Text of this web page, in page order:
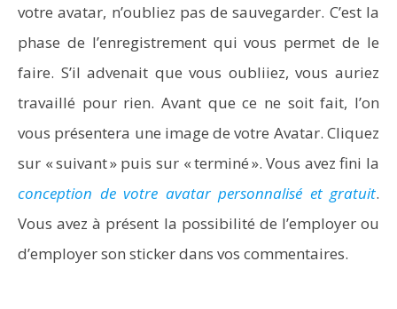
votre avatar, n’oubliez pas de sauvegarder. C’est la
phase de l’enregistrement qui vous permet de le
faire. S’il advenait que vous oubliiez, vous auriez
travaillé pour rien. Avant que ce ne soit fait, l’on
vous présentera une image de votre Avatar. Cliquez
sur « suivant » puis sur « terminé ». Vous avez fini la
conception de votre avatar personnalisé et gratuit.
Vous avez à présent la possibilité de l’employer ou
d’employer son sticker dans vos commentaires.